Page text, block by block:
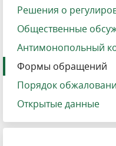
Решения о
Общественные
Антимонопольный
Формы обращений
Порядок
Открытые данные